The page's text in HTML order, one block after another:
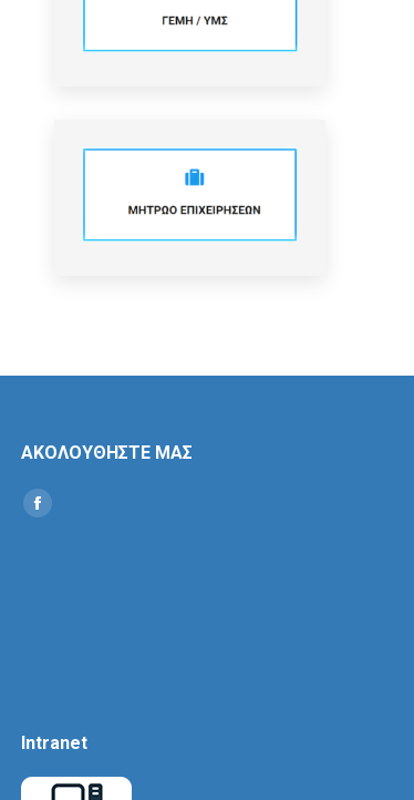
ΑΚΟΛΟΥΘΗΣΤΕ ΜΑΣ
Find us on:
Social
Intranet